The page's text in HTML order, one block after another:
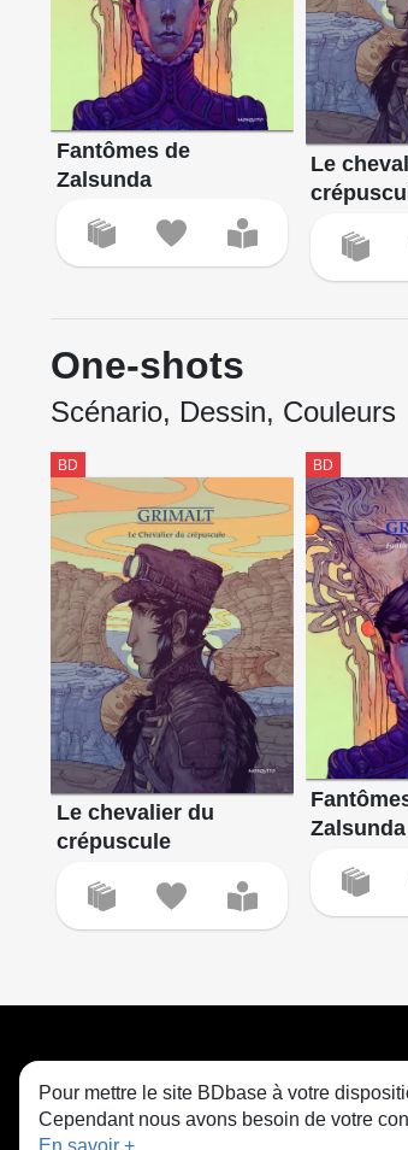
Fantômes de
Zalsunda
Le
One-shots
Scénario, Dessin, Couleurs
BD
Le chevalier du
crépuscule
BD
Zalsunda
Pour mettre le site BDbase à votre
Cependant nous avons besoin de votre
En savoir +